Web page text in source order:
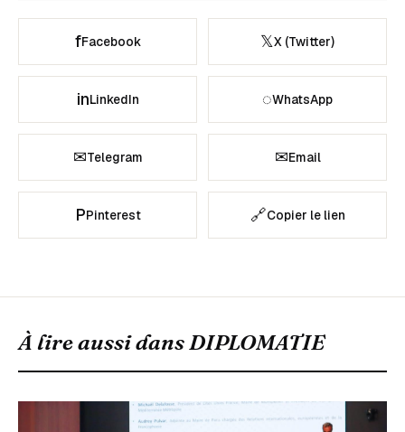
fFacebook 𝕏X (Twitter)
inLinkedIn ◌WhatsApp
✉Telegram ✉Email
PPinterest 🔗Copier le lien
À lire aussi dansDIPLOMATIE